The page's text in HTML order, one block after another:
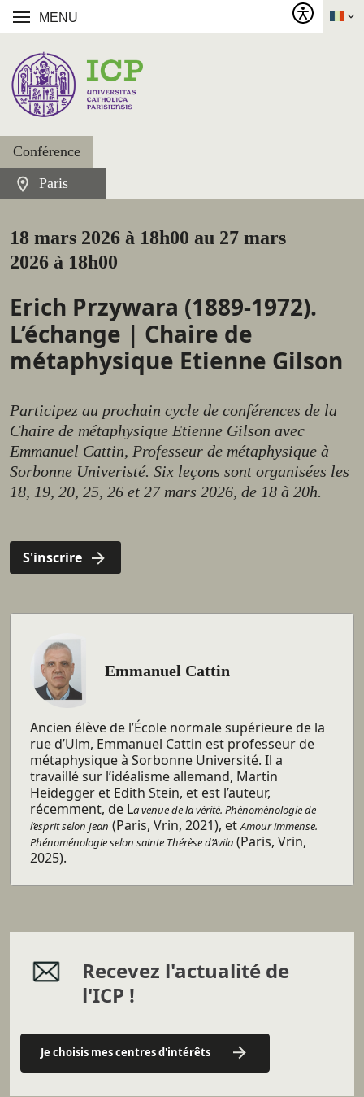
MENU
Conférence
Paris
18 mars 2026 à 18h00 au 27 mars
2026 à 18h00
Erich Przywara (1889-1972).
L’échange | Chaire de
métaphysique Etienne Gilson
Participez au prochain cycle de conférences de la
Chaire de métaphysique Etienne Gilson avec
Emmanuel Cattin, Professeur de métaphysique à
Sorbonne Univeristé. Six leçons sont organisées les
18, 19, 20, 25, 26 et 27 mars 2026, de 18 à 20h.
S'inscrire
Emmanuel Cattin
Ancien élève de l’École normale supérieure de la
rue d’Ulm, Emmanuel Cattin est professeur de
métaphysique à Sorbonne Université. Il a
travaillé sur l’idéalisme allemand, Martin
Heidegger et Edith Stein, et est l’auteur,
récemment, de La venue de la vérité. Phénoménologie de
l’esprit selon Jean (Paris, Vrin, 2021), etAmour immense.
Phénoménologie selon sainte Thérèse d’Avila (Paris, Vrin,
2025).
Recevez l'actualité de
l'ICP !
Je choisis mes centres d'intérêts